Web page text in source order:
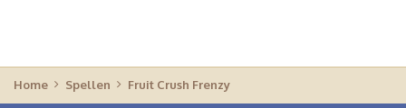
Home Spellen Fruit Crush Frenzy